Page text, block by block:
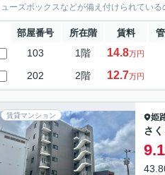
ューズボックスなどが備え付けられてい
部屋番号 所在階 賃料
103 1階 14.8万円
202 2階 12.7万円
賃貸マンション 姫
さ
9.1